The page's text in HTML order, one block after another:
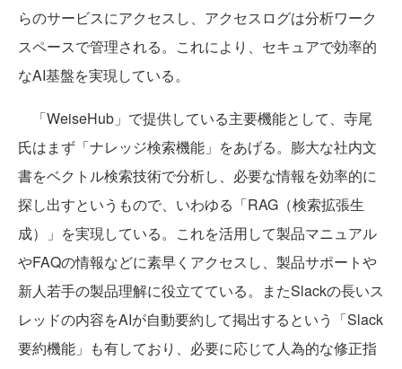
らのサービスにアクセスし、アクセスログは分析ワーク
スペースで管理される。これにより、セキュアで効率的
なAI基盤を実現している。
「WeiseHub」で提供している主要機能として、寺尾
氏はまず「ナレッジ検索機能」をあげる。膨大な社内文
書をベクトル検索技術で分析し、必要な情報を効率的に
探し出すというもので、いわゆる「RAG（検索拡張生
成）」を実現している。これを活用して製品マニュアル
やFAQの情報などに素早くアクセスし、製品サポートや
新人若手の製品理解に役立てている。またSlackの長いス
レッドの内容をAIが自動要約して掲出するという「Slack
要約機能」も有しており、必要に応じて人為的な修正指